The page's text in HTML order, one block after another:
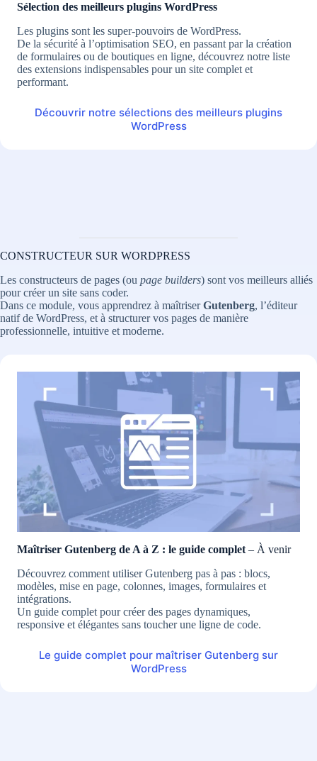
Sélection des meilleurs plugins WordPress
Les plugins sont les super-pouvoirs de WordPress.
De la sécurité à l’optimisation SEO, en passant par la création
de formulaires ou de boutiques en ligne, découvrez notre liste
des extensions indispensables pour un site complet et
performant.
Découvrir notre sélections des meilleurs plugins
WordPress
CONSTRUCTEUR SUR WORDPRESS
Les constructeurs de pages (ou page builders) sont vos meilleurs alliés
pour créer un site sans coder.
Dans ce module, vous apprendrez à maîtriserGutenberg, l’éditeur
natif de WordPress, et à structurer vos pages de manière
professionnelle, intuitive et moderne.
Maîtriser Gutenberg de A à Z : le guide complet – À venir
Découvrez comment utiliser Gutenberg pas à pas : blocs,
modèles, mise en page, colonnes, images, formulaires et
intégrations.
Un guide complet pour créer des pages dynamiques,
responsive et élégantes sans toucher une ligne de code.
Le guide complet pour maîtriser Gutenberg sur
WordPress